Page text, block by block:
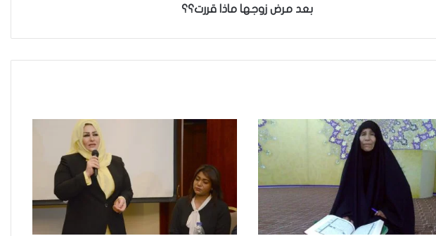
“تُكافح الألغام” وتتحدى الصعاب .
لماذا فشلت أغلب الاحزاب الناشئة في
العراق ؟
بعد مرض زوجها ماذا قررت؟؟